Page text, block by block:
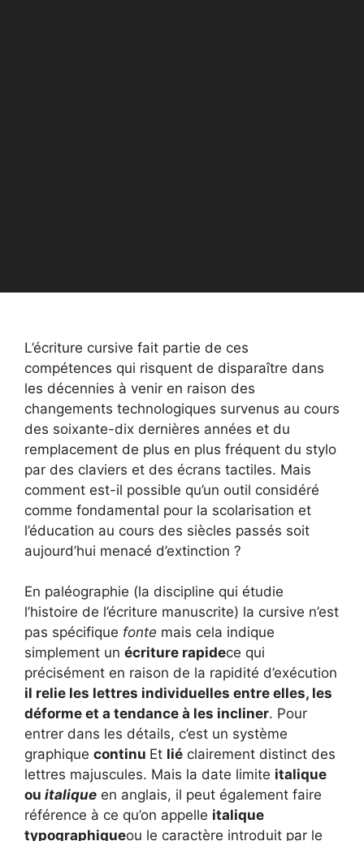
L’écriture cursive fait partie de ces
compétences qui risquent de disparaître dans
les décennies à venir en raison des
changements technologiques survenus au cours
des soixante-dix dernières années et du
remplacement de plus en plus fréquent du stylo
par des claviers et des écrans tactiles. Mais
comment est-il possible qu’un outil considéré
comme fondamental pour la scolarisation et
l’éducation au cours des siècles passés soit
aujourd’hui menacé d’extinction ?
En paléographie (la discipline qui étudie
l’histoire de l’écriture manuscrite) la cursive n’est
pas spécifique fonte mais cela indique
simplement un écriture rapidece qui
précisément en raison de la rapidité d’exécution
il relie les lettres individuelles entre elles, les
déforme et a tendance à les incliner. Pour
entrer dans les détails, c’est un système
graphique continu Et lié clairement distinct des
lettres majuscules. Mais la date limite italique
ou italique en anglais, il peut également faire
référence à ce qu’on appelle italique
typographiqueou le caractère introduit par le